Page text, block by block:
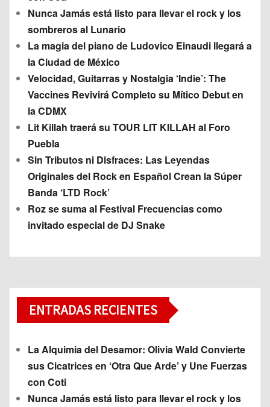
Nunca Jamás está listo para llevar el rock y los
sombreros al Lunario
La magia del piano de Ludovico Einaudi llegará a
la Ciudad de México
Velocidad, Guitarras y Nostalgia ‘Indie’: The
Vaccines Revivirá Completo su Mítico Debut en
la CDMX
Lit Killah traerá su TOUR LIT KILLAH al Foro
Puebla
Sin Tributos ni Disfraces: Las Leyendas
Originales del Rock en Español Crean la Súper
Banda ‘LTD Rock’
Roz se suma al Festival Frecuencias como
invitado especial de DJ Snake
ENTRADAS RECIENTES
La Alquimia del Desamor: Olivia Wald Convierte
sus Cicatrices en ‘Otra Que Arde’ y Une Fuerzas
con Coti
Nunca Jamás está listo para llevar el rock y los